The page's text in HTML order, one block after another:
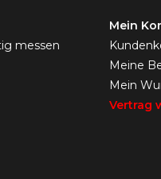
messen
Mein
Meine
Mein
Vertrag